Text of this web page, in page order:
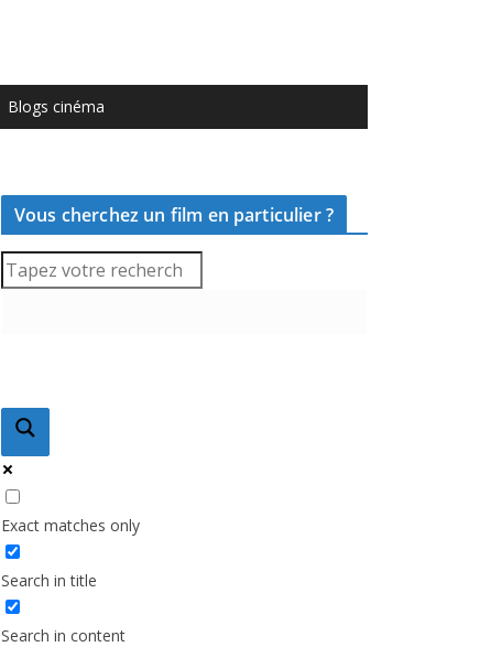
Blogs cinéma
Vous cherchez un film en particulier ?
Exact matches only
Search in title
Search in content